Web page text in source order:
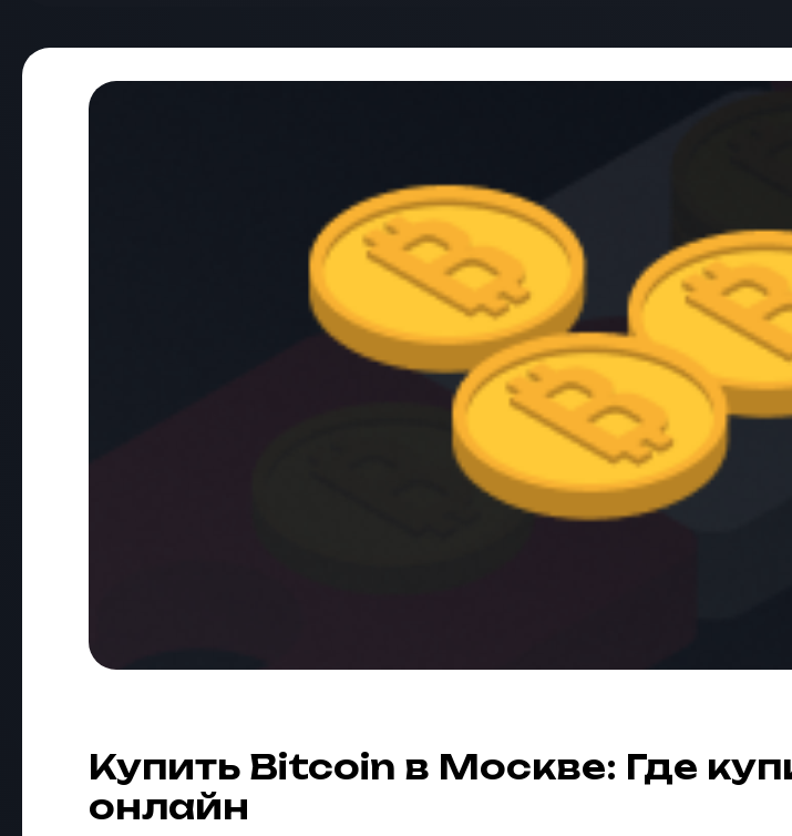
Купить Bitcoin в Москве: Где
онлайн